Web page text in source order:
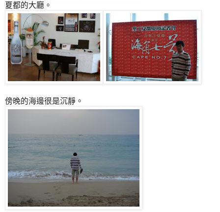
夏都的大廳。
傍晚的海邊很是沉靜。